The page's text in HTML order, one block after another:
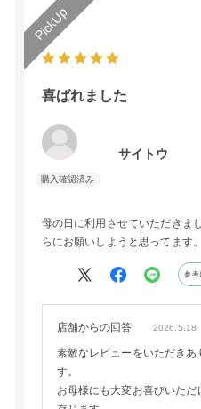
喜ばれました
サイトウ
母の日に利用させていただきま
らにお願いしようと思ってます。
参考
店舗からの回答 2026.5.18
素敵なレビューをいただきあ
す。
お母様にも大変お喜びいただ